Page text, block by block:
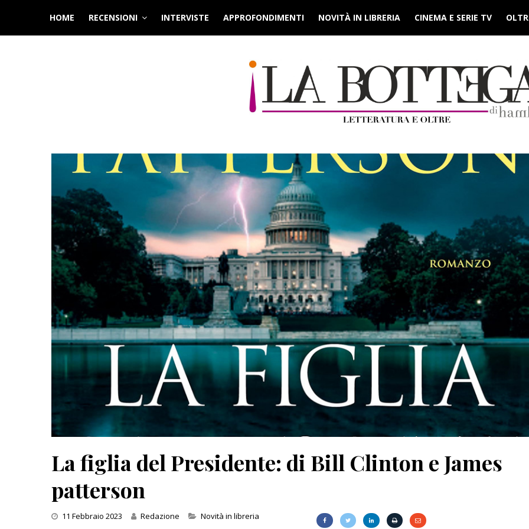
content
HOME RECENSIONI INTERVISTE APPROFONDIMENTI NOVITÀ IN LIBRERIA CINEMA E SERIE TV
La figlia del Presidente: di Bill Clinton e James
patterson
11 Febbraio 2023 Redazione Categories
Novità in libreria
Inseguendo un’ombra: cento anni di
Andrea Camilleri
13 Dicembre 2025
Le indegne: romanzo di
Bazterrica
27 Dicembre 2025